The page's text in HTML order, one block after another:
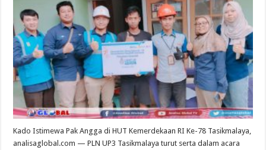
Kado Istimewa Pak Angga di HUT Kemerdekaan RI Ke-78 Tasikmalaya,
analisaglobal.com — PLN UP3 Tasikmalaya turut serta dalam acara